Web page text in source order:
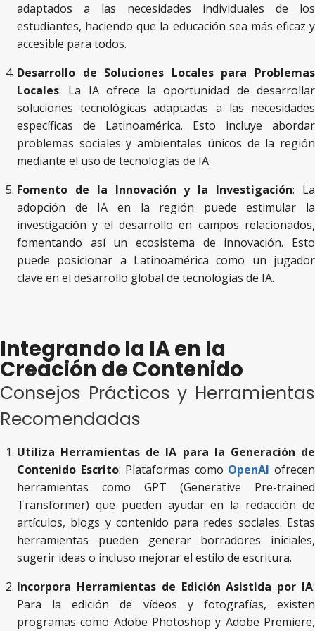
adaptados a las necesidades individuales de los
estudiantes, haciendo que la educación sea más eficaz y
accesible para todos.
Desarrollo de Soluciones Locales para Problemas
Locales: La IA ofrece la oportunidad de desarrollar
soluciones tecnológicas adaptadas a las necesidades
específicas de Latinoamérica. Esto incluye abordar
problemas sociales y ambientales únicos de la región
mediante el uso de tecnologías de IA.
Fomento de la Innovación y la Investigación: La
adopción de IA en la región puede estimular la
investigación y el desarrollo en campos relacionados,
fomentando así un ecosistema de innovación. Esto
puede posicionar a Latinoamérica como un jugador
clave en el desarrollo global de tecnologías de IA.
Integrando la IA en la
Creación de Contenido
Consejos Prácticos y Herramientas
Recomendadas
Utiliza Herramientas de IA para la Generación de
Contenido Escrito: Plataformas como OpenAI ofrecen
herramientas como GPT (Generative Pre-trained
Transformer) que pueden ayudar en la redacción de
artículos, blogs y contenido para redes sociales. Estas
herramientas pueden generar borradores iniciales,
sugerir ideas o incluso mejorar el estilo de escritura.
Incorpora Herramientas de Edición Asistida por IA:
Para la edición de vídeos y fotografías, existen
programas como Adobe Photoshop y Adobe Premiere,